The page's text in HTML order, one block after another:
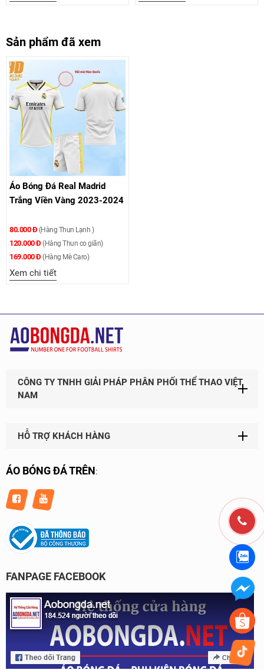
Sản phẩm đã xem
Áo Bóng Đá Real Madrid
Trắng Viền Vàng 2023-2024
80.000 Đ (Hàng Thun Lạnh )
120.000 Đ (Hàng Thun co giãn)
169.000 Đ (Hàng Mè Caro)
Xem chi tiết
CÔNG TY TNHH GIẢI PHÁP PHÂN PHỐI THỂ THAO VIỆT
NAM
HỖ TRỢ KHÁCH HÀNG
ÁO BÓNG ĐÁ TRÊN:
FANPAGE FACEBOOK